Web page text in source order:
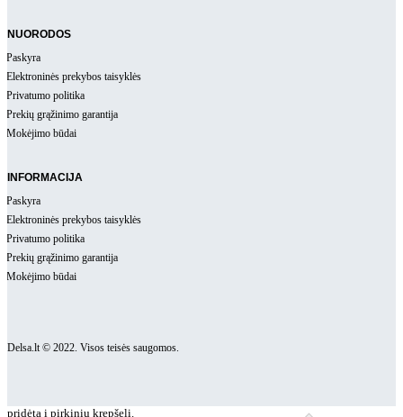
NUORODOS
Paskyra
Elektroninės prekybos taisyklės
Privatumo politika
Prekių grąžinimo garantija
Mokėjimo būdai
INFORMACIJA
Paskyra
Elektroninės prekybos taisyklės
Privatumo politika
Prekių grąžinimo garantija
Mokėjimo būdai
Delsa.lt © 2022. Visos teisės saugomos.
pridėta į pirkinių krepšelį.